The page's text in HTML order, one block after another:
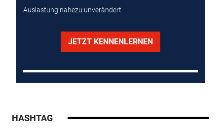
Auslastung nahezu unverändert
JETZT KENNENLERNEN
HASHTAG